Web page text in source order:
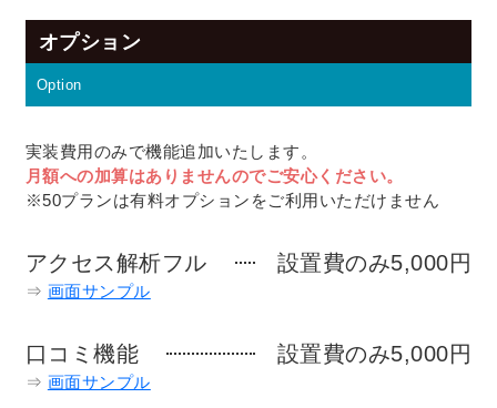
オプション
Option
実装費用のみで機能追加いたします。
月額への加算はありませんのでご安心ください。
※50プランは有料オプションをご利用いただけません
アクセス解析フル 設置費のみ5,000円
⇒ 画面サンプル
口コミ機能 設置費のみ5,000円
⇒ 画面サンプル